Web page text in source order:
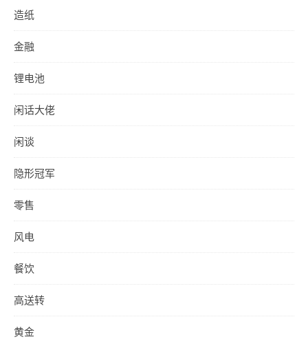
造纸
金融
锂电池
闲话大佬
闲谈
隐形冠军
零售
风电
餐饮
高送转
黄金